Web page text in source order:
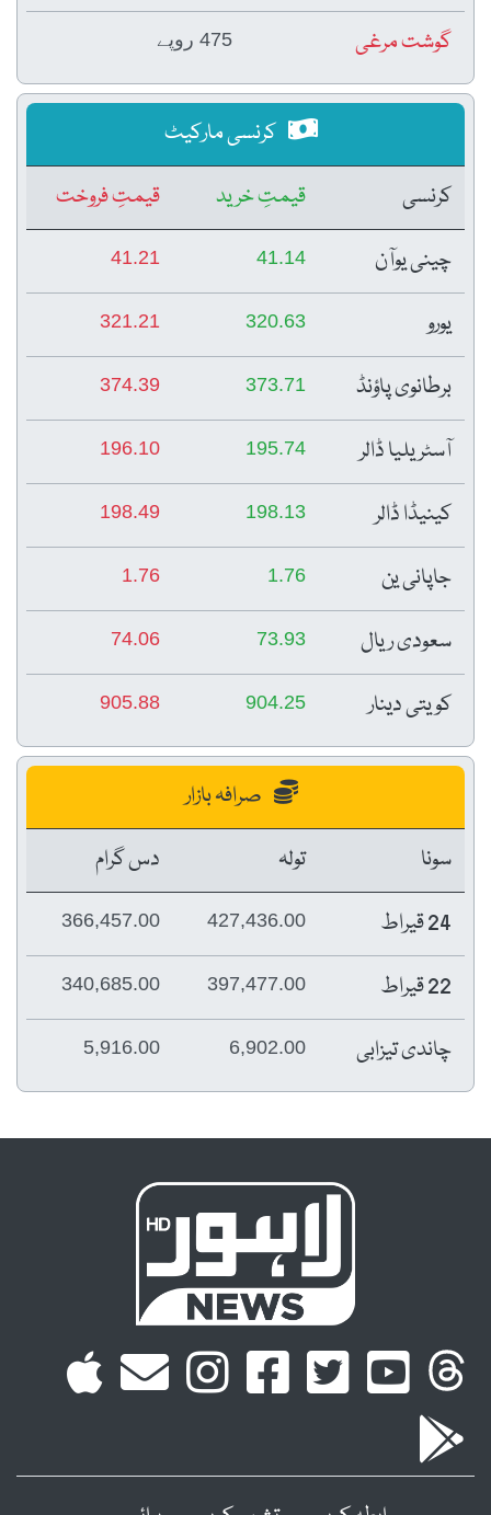
گوشت مرغی 475 روپے
کرنسی مارکیٹ
کرنسی
قیمتِ خرید
قیمتِ فروخت
چینی یوآن
41.14
41.21
یورو 320.63
321.21
برطانوی پاؤنڈ 373.71
374.39
آسٹریلیا ڈالر 195.74
196.10
کینیڈا ڈالر 198.13
198.49
جاپانی ین 1.76
1.76
سعودی ریال 73.93
74.06
کویتی دینار 904.25
905.88
صرافہ بازار
سونا
تولہ
دس گرام
24 قیراط
427,436.00
366,457.00
22 قیراط 397,477.00
340,685.00
چاندی تیزابی 6,902.00
5,916.00